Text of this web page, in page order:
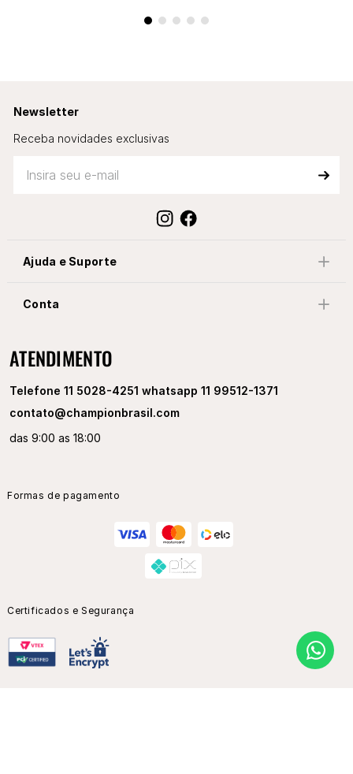
Newsletter
Receba novidades exclusivas
Ajuda e Suporte
Conta
ATENDIMENTO
Telefone 11 5028-4251 whatsapp 11 99512-1371
contato@championbrasil.com
das 9:00 as 18:00
Formas de pagamento
Certificados e Segurança